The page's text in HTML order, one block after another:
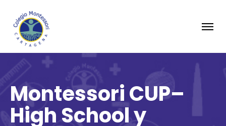
Montessori CUP–
High School y